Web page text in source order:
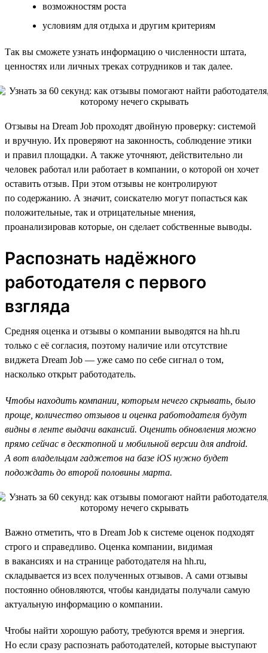
возможностям роста
условиям для отдыха и другим критериям
Так вы сможете узнать информацию о численности штата,
ценностях или личных треках сотрудников и так далее.
Отзывы на Dream Job проходят двойную проверку: системой
и вручную. Их проверяют на законность, соблюдение этики
и правил площадки. А также уточняют, действительно ли
человек работал или работает в компании, о которой он хочет
оставить отзыв. При этом отзывы не контролируют
по содержанию. А значит, соискателю могут попасться как
положительные, так и отрицательные мнения,
проанализировав которые, он сделает собственные выводы.
Распознать надёжного
работодателя с первого
взгляда
Средняя оценка и отзывы о компании выводятся на hh.ru
только с её согласия, поэтому наличие или отсутствие
виджета Dream Job — уже само по себе сигнал о том,
насколько открыт работодатель.
Чтобы находить компании, которым нечего скрывать, было
проще, количество отзывов и оценка работодателя будут
видны в ленте выдачи вакансий. Оценить обновления можно
прямо сейчас в десктопной и мобильной версии для android.
А вот владельцам гаджетов на базе iOS нужно будет
подождать до второй половины марта.
Важно отметить, что в Dream Job к системе оценок подходят
строго и справедливо. Оценка компании, видимая
в вакансиях и на странице работодателя на hh.ru,
складывается из всех полученных отзывов. А сами отзывы
постоянно обновляются, чтобы кандидаты получали самую
актуальную информацию о компании.
Чтобы найти хорошую работу, требуются время и энергия.
Но если сразу распознать работодателей, которые выступают